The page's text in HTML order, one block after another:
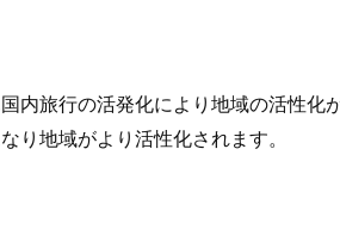
内旅行の活発化により地域の活性化
り地域がより活性化されます。